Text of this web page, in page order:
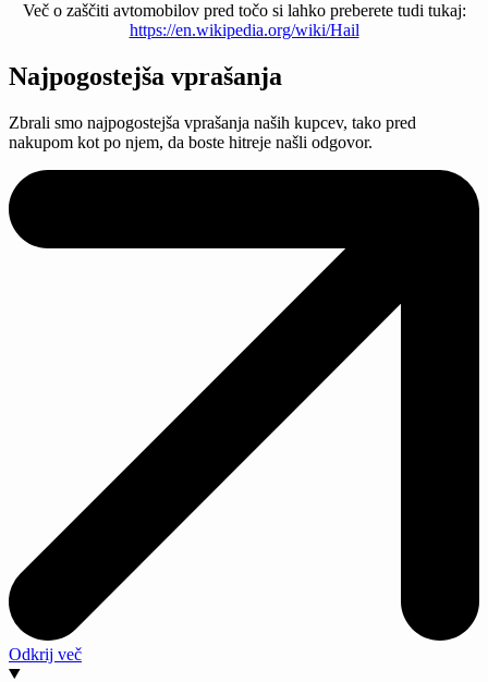
Več o zaščiti avtomobilov pred točo si lahko preberete tudi tukaj:
https://en.wikipedia.org/wiki/Hail
Najpogostejša vprašanja
Zbrali smo najpogostejša vprašanja naših kupcev, tako pred
nakupom kot po njem, da boste hitreje našli odgovor.
Odkrij več